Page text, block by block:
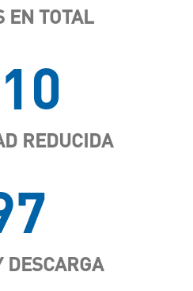
EN TOTAL
REDUCIDA
DESCARGA